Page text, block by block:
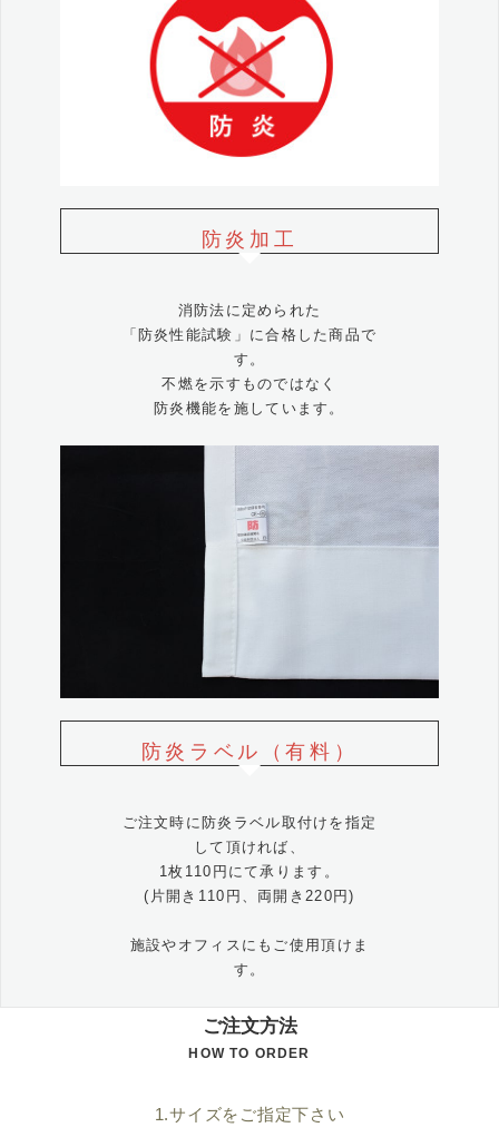
ご注文方法
HOW TO ORDER
1.サイズをご指定下さい
防炎加工
消防法に定められた
「防炎性能試験」に合格した商品で
す。
不燃を示すものではなく
防炎機能を施しています。
防炎ラベル（有料）
ご注文時に防炎ラベル取付けを指定
して頂ければ、
1枚110円にて承ります。
(片開き110円、両開き220円)
施設やオフィスにもご使用頂けま
す。